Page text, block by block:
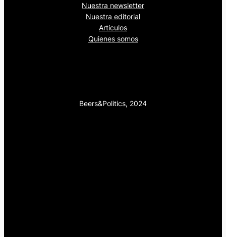
Nuestra newsletter
Nuestra editorial
Artículos
Quienes somos
Beers&Politics, 2024